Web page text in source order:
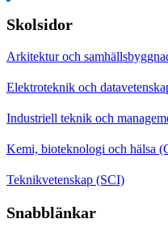
Skolsidor
Arkitektur och
Elektroteknik och
Industriell teknik och
Kemi, bioteknologi och hälsa
Teknikvetenskap (SCI)
Snabblänkar